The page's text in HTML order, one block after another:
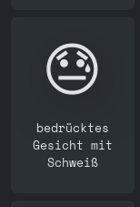
😓
bedrücktes
Gesicht mit
Schweiß